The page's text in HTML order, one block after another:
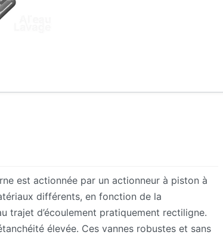
est actionnée par un actionneur à piston à
différents, en fonction de la
trajet d’écoulement pratiquement rectiligne.
élevée. Ces vannes robustes et sans